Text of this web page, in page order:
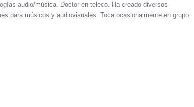
audio/música. Doctor en teleco. Ha creado diversos
para músicos y audiovisuales. Toca ocasionalmente en grupo